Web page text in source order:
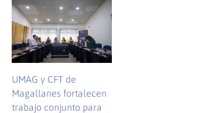
UMAG y CFT de
Magallanes fortalecen
trabajo conjunto para